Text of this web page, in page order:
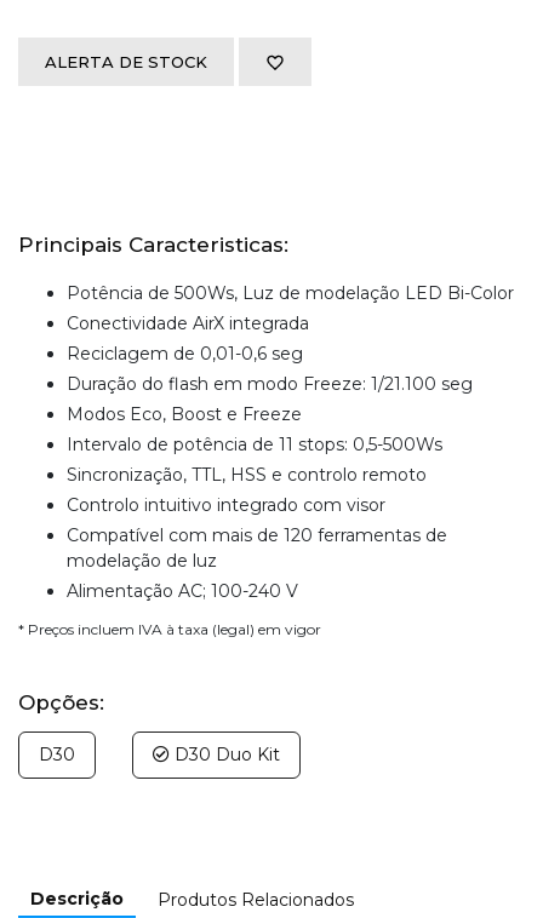
ALERTA DE STOCK
Principais Caracteristicas:
Potência de 500Ws, Luz de modelação LED Bi-Color
Conectividade AirX integrada
Reciclagem de 0,01-0,6 seg
Duração do flash em modo Freeze: 1/21.100 seg
Modos Eco, Boost e Freeze
Intervalo de potência de 11 stops: 0,5-500Ws
Sincronização, TTL, HSS e controlo remoto
Controlo intuitivo integrado com visor
Compatível com mais de 120 ferramentas de
modelação de luz
Alimentação AC; 100-240 V
* Preços incluem IVA à taxa (legal) em vigor
Opções:
D30 D30 Duo Kit
Descrição Produtos Relacionados